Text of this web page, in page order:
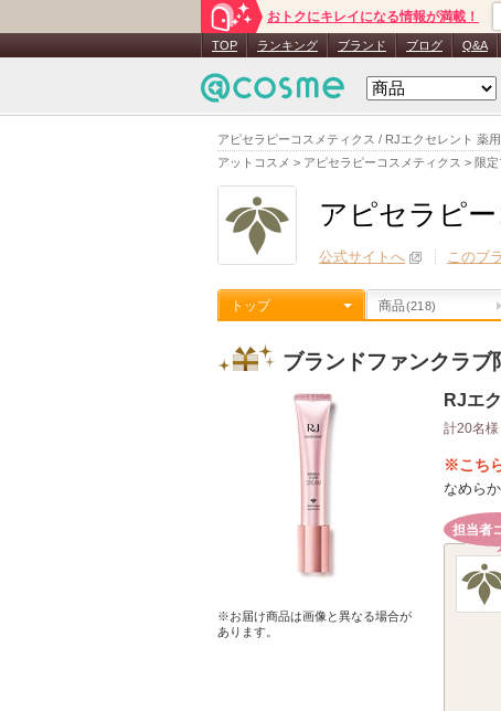
アピセラピーコスメティクス / RJエクセレント 薬
アットコスメ > アピセラピーコスメティクス > 限定
おトクにキレイになる情報が満載！
TOP ランキング ブランド ブログ Q&A
アピセラピ
公式サイトへ このブ
トップ 商品(218)
ブランドファンクラブ
※お届け商品は画像と異なる場合が
あります。
RJエ
計20名様
※こち
なめら
担当者